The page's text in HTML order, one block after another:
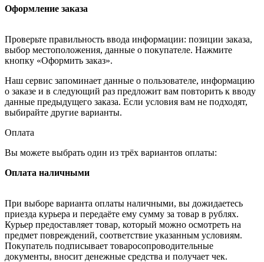
Оформление заказа
Проверьте правильность ввода информации: позиции заказа,
выбор местоположения, данные о покупателе. Нажмите
кнопку «Оформить заказ».
Наш сервис запоминает данные о пользователе, информацию
о заказе и в следующий раз предложит вам повторить к вводу
данные предыдущего заказа. Если условия вам не подходят,
выбирайте другие варианты.
Оплата
Вы можете выбрать один из трёх вариантов оплаты:
Оплата наличными
При выборе варианта оплаты наличными, вы дожидаетесь
приезда курьера и передаёте ему сумму за товар в рублях.
Курьер предоставляет товар, который можно осмотреть на
предмет повреждений, соответствие указанным условиям.
Покупатель подписывает товаросопроводительные
документы, вносит денежные средства и получает чек.